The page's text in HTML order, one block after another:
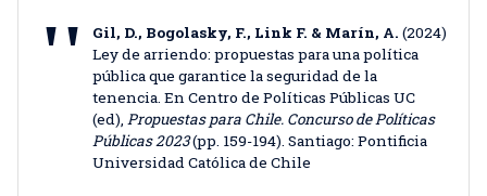
Gil, D., Bogolasky, F., Link F. & Marín, A. (2024)
Ley de arriendo: propuestas para una política
pública que garantice la seguridad de la
tenencia. En Centro de Políticas Públicas UC
(ed), Propuestas para Chile. Concurso de Políticas
Públicas 2023(pp. 159-194). Santiago: Pontificia
Universidad Católica de Chile